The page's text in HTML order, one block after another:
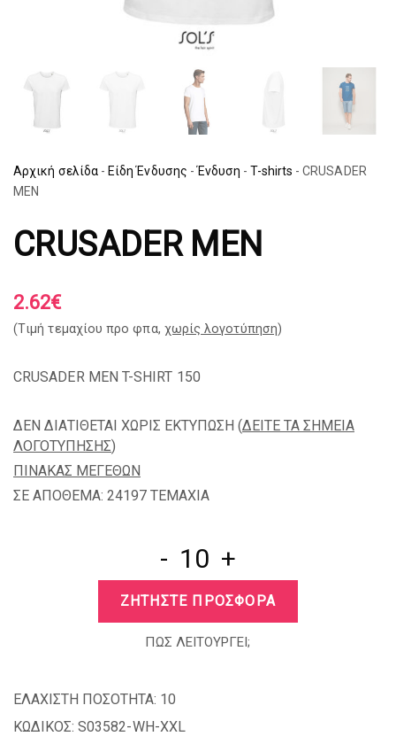
Αρχική σελίδα - Είδη Ένδυσης - Ένδυση - T-shirts - CRUSADER
MEN
CRUSADER MEN
2.62€
(Tιμή τεμαχίου προ φπα, χωρίς λογοτύπηση)
CRUSADER MEN T-SHIRT 150
ΔΕΝ ΔΙΑΤΙΘΕΤΑΙ ΧΩΡΙΣ ΕΚΤΥΠΩΣΗ (ΔΕΙΤΕ ΤΑ ΣΗΜΕΙΑ
ΛΟΓΟΤΥΠΗΣΗΣ)
ΠΙΝΑΚΑΣ ΜΕΓΕΘΩΝ
ΣΕ ΑΠΟΘΕΜΑ: 24197 TEMAXIA
- +
ΖΗΤΗΣΤΕ ΠΡΟΣΦΟΡΑ
ΠΩΣ ΛΕΙΤΟΥΡΓΕΙ;
ΕΛΑΧΙΣΤΗ ΠΟΣΟΤΗΤΑ: 10
ΚΩΔΙΚΟΣ: S03582-WH-XXL